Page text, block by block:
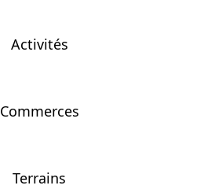
Activités
Commerces
Terrains